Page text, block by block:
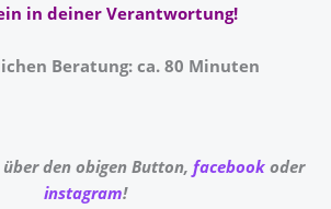
in deiner Verantwortung!
Beratung: ca. 80 Minuten
den obigen Button, facebook oder
instagram!